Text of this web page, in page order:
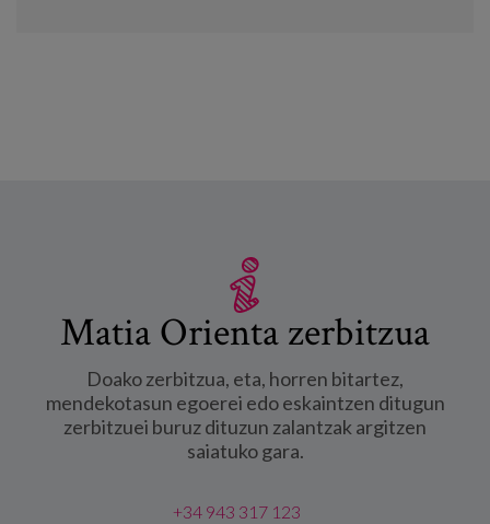
Matia Orienta zerbitzua
Doako zerbitzua, eta, horren bitartez,
mendekotasun egoerei edo eskaintzen ditugun
zerbitzuei buruz dituzun zalantzak argitzen
saiatuko gara.
+34 943 317 123